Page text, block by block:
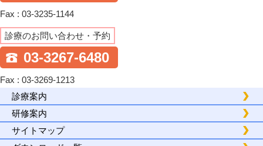
Fax : 03-3235-1144
診療のお問い合わせ・予約
03-3267-6480
Fax : 03-3269-1213
診療案内
研修案内
サイトマップ